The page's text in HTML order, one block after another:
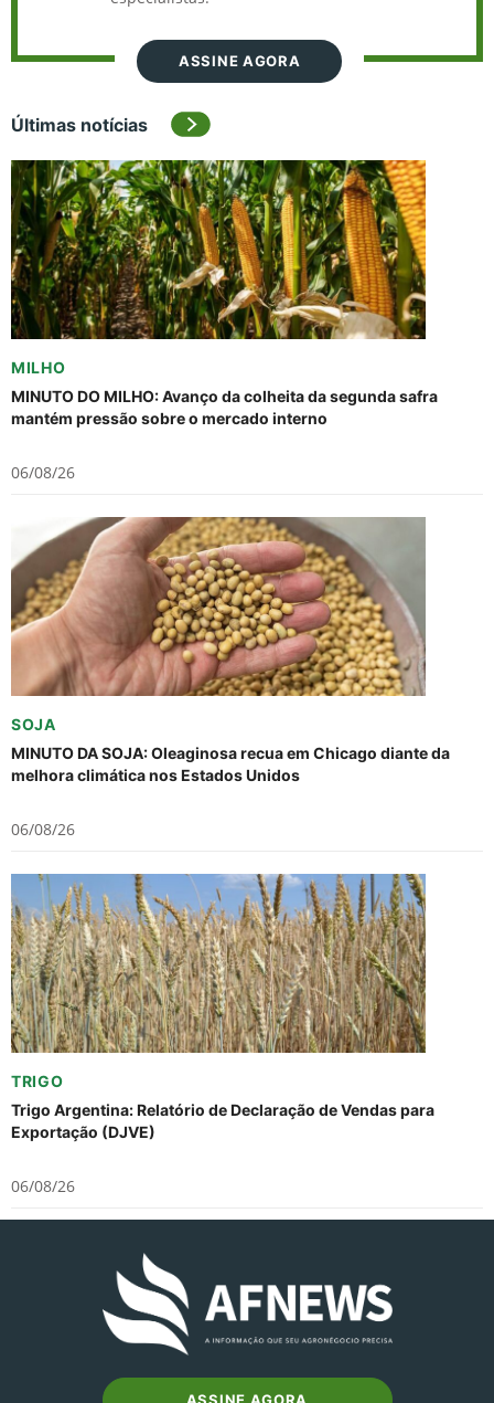
ASSINE AGORA
Últimas notícias
MILHO
MINUTO DO MILHO: Avanço da colheita da segunda safra
mantém pressão sobre o mercado interno
06/08/26
SOJA
MINUTO DA SOJA: Oleaginosa recua em Chicago diante da
melhora climática nos Estados Unidos
06/08/26
TRIGO
Trigo Argentina: Relatório de Declaração de Vendas para
Exportação (DJVE)
06/08/26